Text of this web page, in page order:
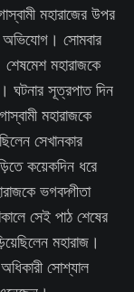
মহারাজের উপর
অভিযোগ। সোমবার
শেষমেশ মহারাজকে
ঘটনার সূত্রপাত দিন
মহারাজকে
সেখানকার
কয়েকদিন ধরে
ভগবদ্গীতা
সেই পাঠ শেষের
মহারাজ।
সোশ্যাল